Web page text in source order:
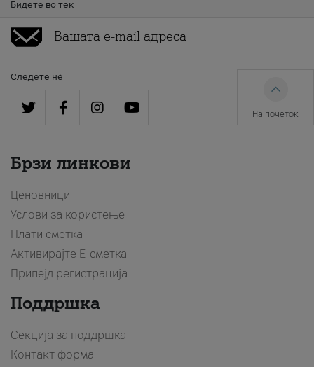
Бидете во тек
Следете нè
На почеток
Брзи линкови
Ценовници
Услови за користење
Плати сметка
Активирајте Е-сметка
Припејд регистрација
Поддршка
Секција за поддршка
Контакт форма